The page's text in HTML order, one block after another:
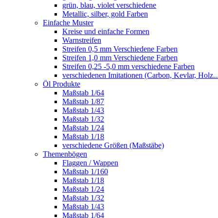
grün, blau, violet verschiedene
Metallic, silber, gold Farben
Einfache Muster
Kreise und einfache Formen
Warnstreifen
Streifen 0,5 mm Verschiedene Farben
Streifen 1,0 mm Verschiedene Farben
Streifen 0,25 -5,0 mm verschiedene Farben
verschiedenen Imitationen (Carbon, Kevlar,
Öl Produkte
Maßstab 1/64
Maßstab 1/87
Maßstab 1/43
Maßstab 1/32
Maßstab 1/24
Maßstab 1/18
verschiedene Größen (Maßstäbe)
Themenbögen
Flaggen / Wappen
Maßstab 1/160
Maßstab 1/18
Maßstab 1/24
Maßstab 1/32
Maßstab 1/43
Maßstab 1/64